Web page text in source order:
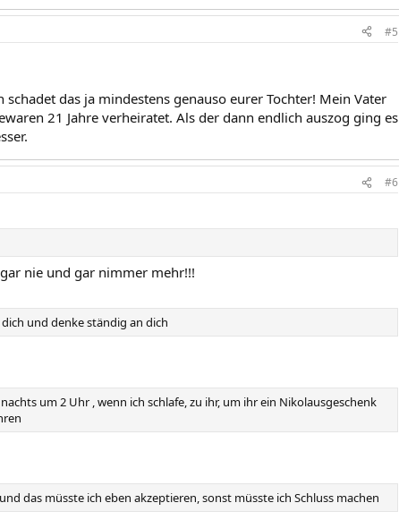
#5
das ja mindestens genauso eurer Tochter! Mein Vater
21 Jahre verheiratet. Als der dann endlich auszog ging es
#6
nie und gar nimmer mehr!!!
und denke ständig an dich
um 2 Uhr , wenn ich schlafe, zu ihr, um ihr ein Nikolausgeschenk
das müsste ich eben akzeptieren, sonst müsste ich Schluss machen